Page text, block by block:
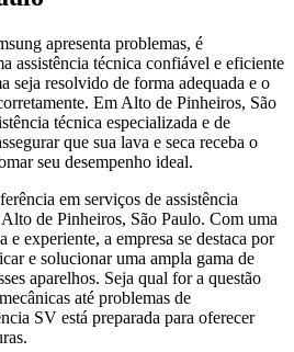
apresenta problemas, é
assistência técnica confiável e eficiente
seja resolvido de forma adequada e o
Em Alto de Pinheiros, São
técnica especializada e de
que sua lava e seca receba o
seu desempenho ideal.
em serviços de assistência
de Pinheiros, São Paulo. Com uma
e experiente, a empresa se destaca por
e solucionar uma ampla gama de
aparelhos. Seja qual for a questão
até problemas de
SV está preparada para oferecer